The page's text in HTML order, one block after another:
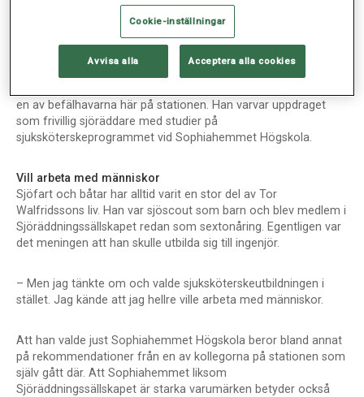
bryggan finns två snabba och fullt utrustade motorbåtar
en av befälhavarna här på stationen. Han varvar uppdraget
som frivillig sjöräddare med studier på
sjuksköterskeprogrammet vid Sophiahemmet Högskola.
Vill arbeta med människor
Sjöfart och båtar har alltid varit en stor del av Tor
Walfridssons liv. Han var sjöscout som barn och blev medlem i
Sjöräddningssällskapet redan som sextonåring. Egentligen var
det meningen att han skulle utbilda sig till ingenjör.
– Men jag tänkte om och valde sjuksköterskeutbildningen i
stället. Jag kände att jag hellre ville arbeta med människor.
Att han valde just Sophiahemmet Högskola beror bland annat
på rekommendationer från en av kollegorna på stationen som
själv gått där. Att Sophiahemmet liksom
Sjöräddningssällskapet är starka varumärken betyder också
Cookie-inställningar
Avvisa alla Acceptera alla cookies